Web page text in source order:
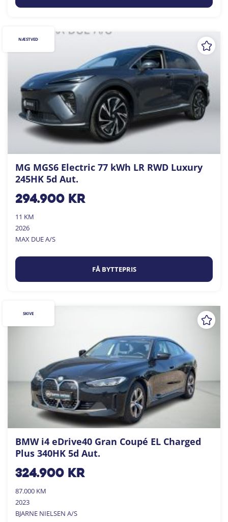
MG MGS6 Electric 77 kWh LR RWD Luxury
245HK 5d Aut.
294.900kr
11 KM
2026
MAX DUE A/S
FÅ BYTTEPRIS
NÆSTVED
BMW i4 eDrive40 Gran Coupé EL Charged
Plus 340HK 5d Aut.
324.900kr
87.000 KM
2023
BJARNE NIELSEN A/S
SKIVE